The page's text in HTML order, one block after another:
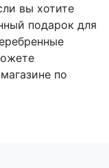
вы хотите
подарок для
по